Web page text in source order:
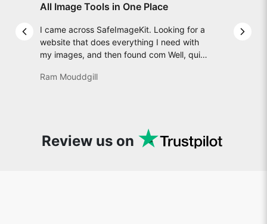
Previous slide
All Image Tools in One Place
I came across SafeImageKit. Looking for a
website that does everything I need with
my images, and then found com Well, quite
an incredibly high-speed, stable and easy-
snappy tools every now and then!
Ram Mouddgill
Next
Review us on